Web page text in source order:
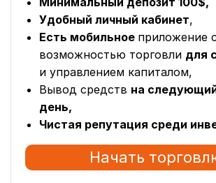
Удобный личный кабинет,
Есть мобильное приложение с
возможностью торговли для
и управлением капиталом,
Вывод средств на
день,
Чистая репутация среди
Начать